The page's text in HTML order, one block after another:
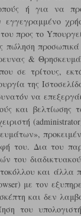
ή για να
προς το
πώληση
&
σε τρίτους,
της
να
και
του. Δια του
του
και άλλα
με τον
και δεν
του